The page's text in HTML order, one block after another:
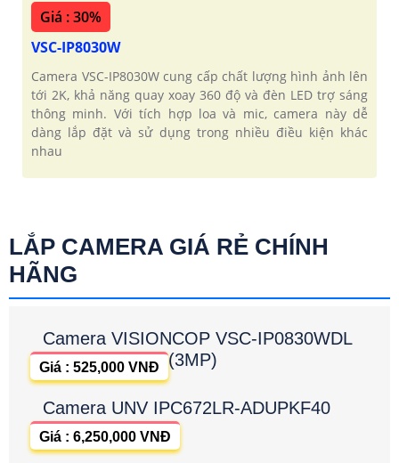
Giá : 30%
VSC-IP8030W
Camera VSC-IP8030W cung cấp chất lượng hình ảnh lên
tới 2K, khả năng quay xoay 360 độ và đèn LED trợ sáng
thông minh. Với tích hợp loa và mic, camera này dễ
dàng lắp đặt và sử dụng trong nhiều điều kiện khác
nhau
LẮP CAMERA GIÁ RẺ CHÍNH
HÃNG
Camera VISIONCOP VSC-IP0830WDL
(3MP)
Giá : 525,000 VNĐ
Camera UNV IPC672LR-ADUPKF40
Giá : 6,250,000 VNĐ